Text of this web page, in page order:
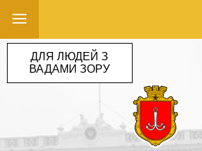
ДЛЯ ЛЮДЕЙ З
ВАДАМИ ЗОРУ